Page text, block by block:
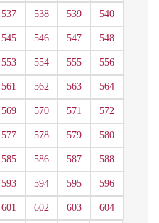
537 538 539 540
545 546 547 548
553 554 555 556
561 562 563 564
569 570 571 572
577 578 579 580
585 586 587 588
593 594 595 596
601 602 603 604